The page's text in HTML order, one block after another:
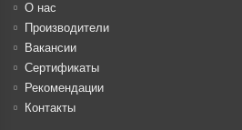
О нас
Производители
Вакансии
Cертификаты
Рекомендации
Контакты